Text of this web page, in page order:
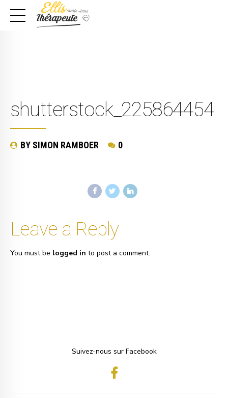
shutterstock_225864454
BY SIMON RAMBOER 0
Leave a Reply
You must be logged in to post a comment.
Suivez-nous sur Facebook